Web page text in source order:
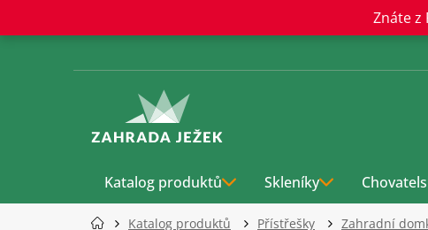
obsah
Znáte z
Katalog produktů Skleníky
Katalog produktů Přístřešky Zahradní